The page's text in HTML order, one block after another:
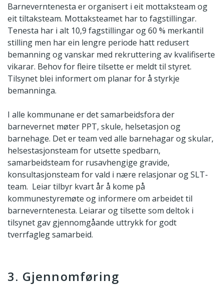
Barneverntenesta er organisert i eit mottaksteam og
eit tiltaksteam. Mottaksteamet har to fagstillingar.
Tenesta har i alt 10,9 fagstillingar og 60 % merkantil
stilling men har ein lengre periode hatt redusert
bemanning og vanskar med rekruttering av kvalifiserte
vikarar. Behov for fleire tilsette er meldt til styret.
Tilsynet blei informert om planar for å styrkje
bemanninga.
I alle kommunane er det samarbeidsfora der
barnevernet møter PPT, skule, helsetasjon og
barnehage. Det er team ved alle barnehagar og skular,
helsestasjonsteam for utsette spedbarn,
samarbeidsteam for rusavhengige gravide,
konsultasjonsteam for vald i nære relasjonar og SLT-
team. Leiar tilbyr kvart år å kome på
kommunestyremøte og informere om arbeidet til
barneverntenesta. Leiarar og tilsette som deltok i
tilsynet gav gjennomgåande uttrykk for godt
tverrfagleg samarbeid.
3. Gjennomføring